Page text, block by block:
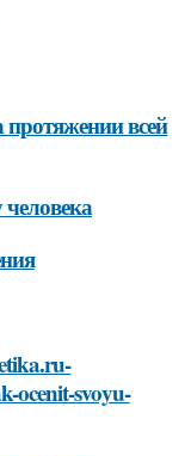
всей
ocenit-svoyu-